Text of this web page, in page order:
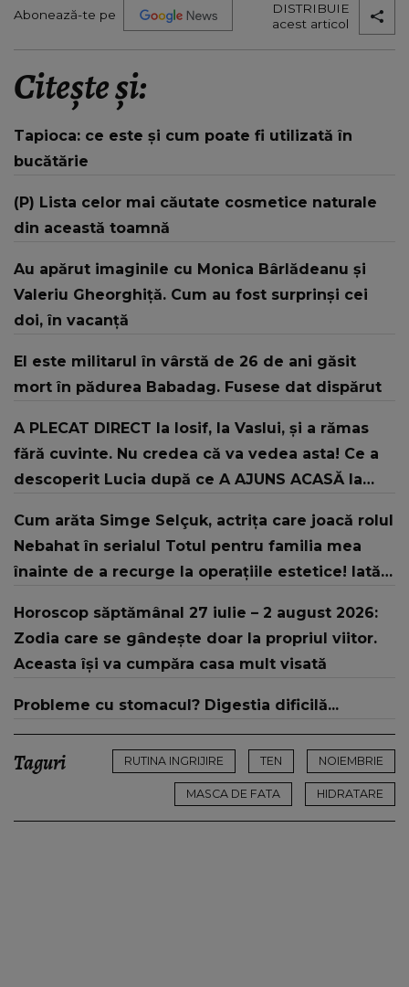
Abonează-te pe
DISTRIBUIE
acest articol
Citește și:
Tapioca: ce este și cum poate fi utilizată în
bucătărie
(P) Lista celor mai căutate cosmetice naturale
din această toamnă
Au apărut imaginile cu Monica Bârlădeanu și
Valeriu Gheorghiță. Cum au fost surprinși cei
doi, în vacanță
El este militarul în vârstă de 26 de ani găsit
mort în pădurea Babadag. Fusese dat dispărut
A PLECAT DIRECT la Iosif, la Vaslui, și a rămas
fără cuvinte. Nu credea că va vedea asta! Ce a
descoperit Lucia după ce A AJUNS ACASĂ la
că..."
Cum arăta Simge Selçuk, actrița care joacă rolul
Nebahat în serialul Totul pentru familia mea
înainte de a recurge la operațiile estetice! Iată
„Tinerețe rebelă”
Horoscop săptămânal 27 iulie – 2 august 2026:
Zodia care se gândește doar la propriul viitor.
Aceasta își va cumpăra casa mult visată
Probleme cu stomacul? Digestia dificilă...
Taguri RUTINA INGRIJIRE TEN NOIEMBRIE
MASCA DE FATA HIDRATARE